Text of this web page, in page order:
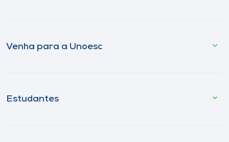
Venha para a Unoesc
Estudantes